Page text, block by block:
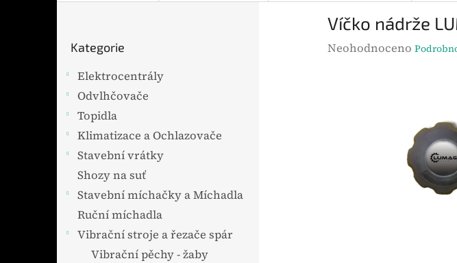
kategorie
Kategorie
Elektrocentrály
Odvlhčovače
Topidla
Klimatizace a Ochlazovače
Stavební vrátky
Shozy na suť
Stavební míchačky a Míchadla
Ruční míchadla
Vibrační stroje a řezače spár
Vibrační pěchy - žaby
Víčko nádrže
P
Neohodnoceno